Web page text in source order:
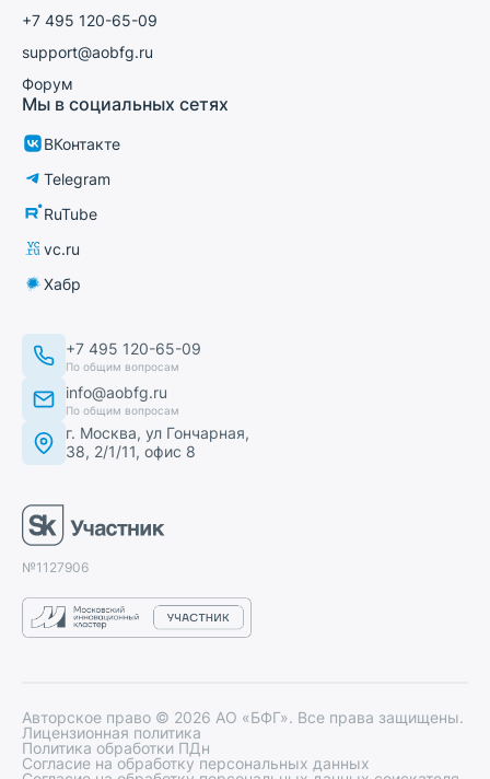
№1127906
+7 495 120-65-09
support@aobfg.ru
Форум
Мы в социальных сетях
ВКонтакте
Telegram
RuTube
vc.ru
Хабр
+7 495 120-65-09
По общим вопросам
info@aobfg.ru
По общим вопросам
г. Москва, ул Гончарная,
38, 2/1/11, офис 8
Авторское право © 2026 АО «БФГ». Все права защищены.
Лицензионная политика
Политика обработки ПДн
Согласие на обработку персональных данных